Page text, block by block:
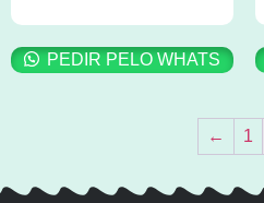
PEDIR PELO WHATS
← 1